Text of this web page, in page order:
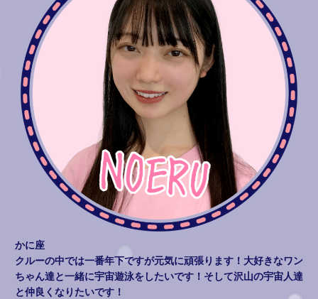
かに座
クルーの中では一番年下ですが元気に頑張ります！大好きなワン
ちゃん達と一緒に宇宙遊泳をしたいです！そして沢山の宇宙人達
と仲良くなりたいです！